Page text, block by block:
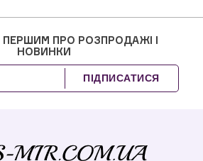
ПЕРШИМ ПРО РОЗПРОДАЖІ І
НОВИНКИ
ПІДПИСАТИСЯ